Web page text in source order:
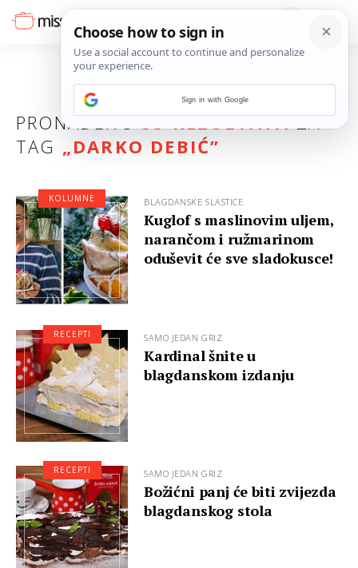
PRONAĐENO33 REZULTATAZA
TAG „DARKO DEBIĆ”
BLAGDANSKE SLASTICE
Kuglof s maslinovim uljem,
narančom i ružmarinom
oduševit će sve sladokusce!
KOLUMNE
SAMO JEDAN GRIZ
Kardinal šnite u
blagdanskom izdanju
RECEPTI
SAMO JEDAN GRIZ
Božićni panj će biti zvijezda
blagdanskog stola
RECEPTI
Sign in with Google